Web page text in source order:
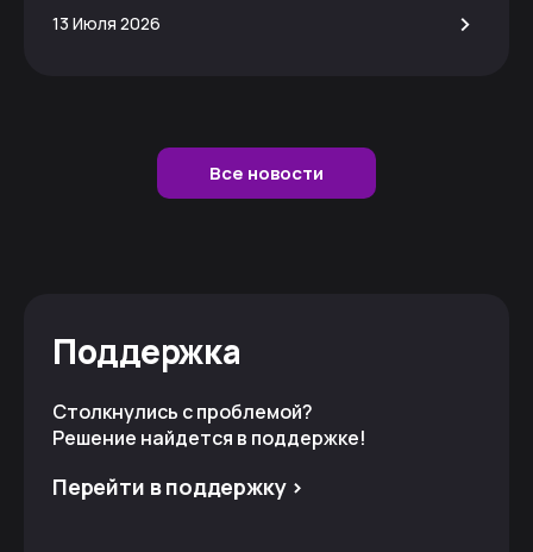
13 Июля 2026 >
Все новости
Поддержка
Столкнулись с проблемой?
Решение найдется в поддержке!
Перейти в поддержку >